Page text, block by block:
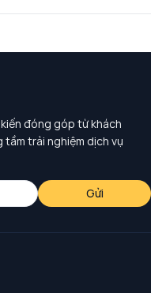
đóng góp từ khách
tầm trải nghiệm dịch vụ
Gửi